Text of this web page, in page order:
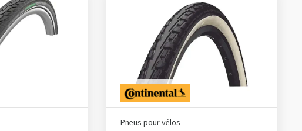
Pneus pour vélos